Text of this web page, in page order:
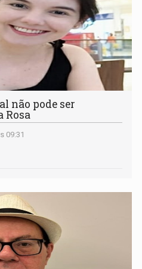
não pode ser
Rosa
09:31